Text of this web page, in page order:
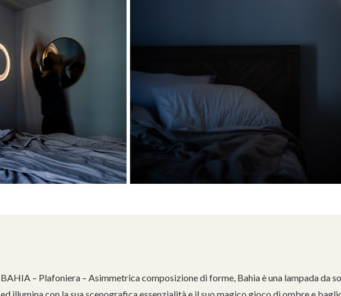
BAHIA – Plafoniera – Asimmetrica composizione di forme, Bahia è una lampada da